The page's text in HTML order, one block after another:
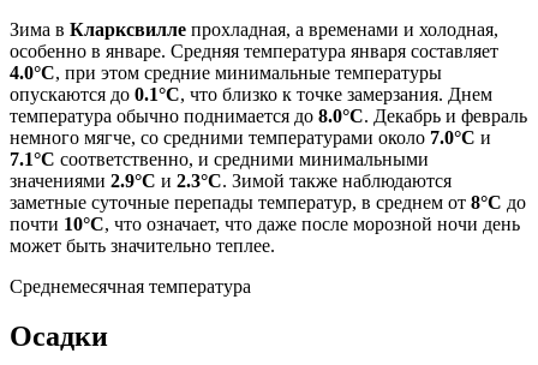
Зима в Кларксвилле прохладная, а временами и холодная,
особенно в январе. Средняя температура января составляет
4.0°C, при этом средние минимальные температуры
опускаются до 0.1°C, что близко к точке замерзания. Днем
температура обычно поднимается до 8.0°C. Декабрь и февраль
немного мягче, со средними температурами около 7.0°C и
7.1°C соответственно, и средними минимальными
значениями 2.9°C и 2.3°C. Зимой также наблюдаются
заметные суточные перепады температур, в среднем от 8°C до
почти 10°C, что означает, что даже после морозной ночи день
может быть значительно теплее.
Среднемесячная температура
Осадки